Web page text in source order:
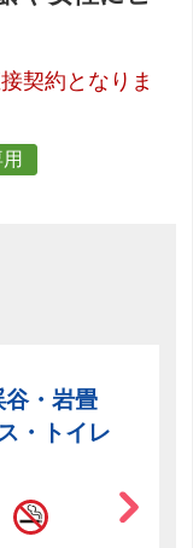
契約となりま
谷・岩畳
・トイレ